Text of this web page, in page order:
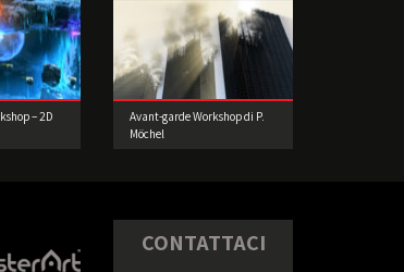
– 2D
Avant-garde Workshop di P.
Möchel
CONTATTACI